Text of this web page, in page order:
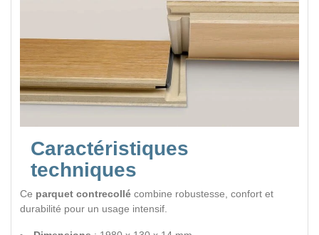
Caractéristiques
techniques
Ce parquet contrecollé combine robustesse, confort et
durabilité pour un usage intensif.